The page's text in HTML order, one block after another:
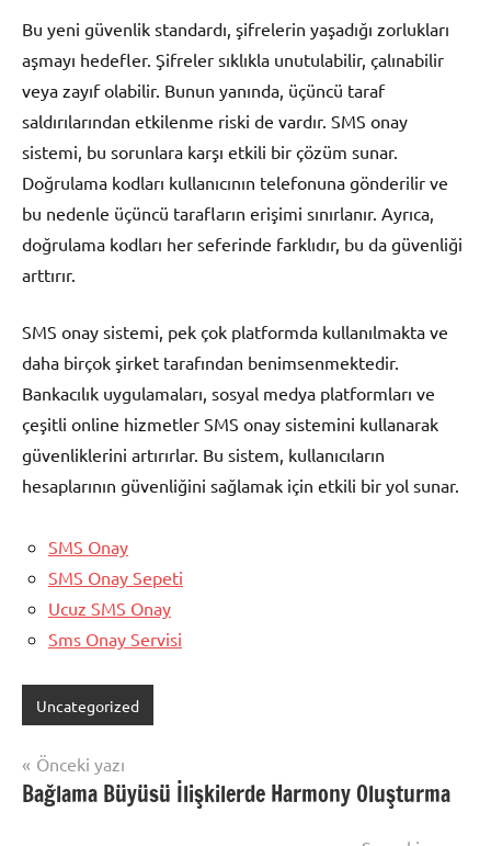
Bu yeni güvenlik standardı, şifrelerin yaşadığı zorlukları
aşmayı hedefler. Şifreler sıklıkla unutulabilir, çalınabilir
veya zayıf olabilir. Bunun yanında, üçüncü taraf
saldırılarından etkilenme riski de vardır. SMS onay
sistemi, bu sorunlara karşı etkili bir çözüm sunar.
Doğrulama kodları kullanıcının telefonuna gönderilir ve
bu nedenle üçüncü tarafların erişimi sınırlanır. Ayrıca,
doğrulama kodları her seferinde farklıdır, bu da güvenliği
arttırır.
SMS onay sistemi, pek çok platformda kullanılmakta ve
daha birçok şirket tarafından benimsenmektedir.
Bankacılık uygulamaları, sosyal medya platformları ve
çeşitli online hizmetler SMS onay sistemini kullanarak
güvenliklerini artırırlar. Bu sistem, kullanıcıların
hesaplarının güvenliğini sağlamak için etkili bir yol sunar.
SMS Onay
SMS Onay Sepeti
Ucuz SMS Onay
Sms Onay Servisi
Uncategorized
Yazı
gezinmesi
Önceki yazı
Bağlama Büyüsü İlişkilerde Harmony Oluşturma